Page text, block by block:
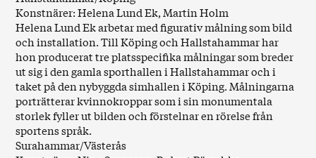
Konstnärer: Helena Lund Ek, Martin Holm
Helena Lund Ek arbetar med figurativ målning som bild
och installation. Till Köping och Hallstahammar har
hon producerat tre platsspecifika målningar som breder
ut sig i den gamla sporthallen i Hallstahammar och i
taket på den nybyggda simhallen i Köping. Målningarna
porträtterar kvinnokroppar som i sin monumentala
storlek fyller ut bilden och förstelnar en rörelse från
sportens språk.
Surahammar/Västerås